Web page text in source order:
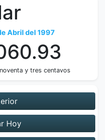
Abril del 1997
y tres centavos
Hoy